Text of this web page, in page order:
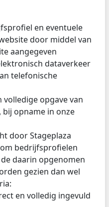
en eventuele
door middel van
aangegeven
dataverkeer
telefonische
opgave van
opname in onze
door Stageplaza
bedrijfsprofielen
daarin opgenomen
gezien dan wel
en volledig ingevuld